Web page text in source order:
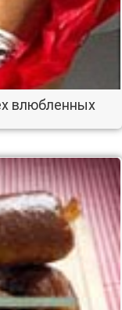
влюбленных